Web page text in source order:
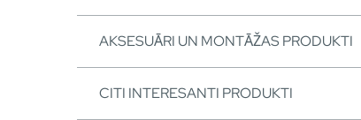
AKSESUĀRI UN MONTĀŽAS PRODUKTI
CITI INTERESANTI PRODUKTI